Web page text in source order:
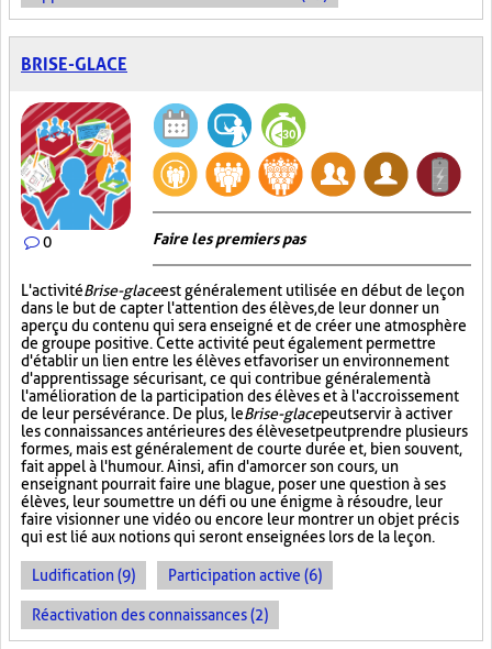
BRISE-GLACE
0 Faire les premiers pas
L'activitéBrise-glaceest généralement utilisée en début de leçon
dans le but de capter l'attention des élèves, de leur donner un
aperçu du contenu qui sera enseigné et de créer une atmosphère
de groupe positive. Cette activité peut également permettre
d'établir un lien entre les élèves et favoriser un environnement
d'apprentissage sécurisant, ce qui contribue généralement à
l'amélioration de la participation des élèves et à l'accroissement
de leur persévérance. De plus, leBrise-glacepeut servir à activer
les connaissances antérieures des élèves et peut prendre plusieurs
formes, mais est généralement de courte durée et, bien souvent,
fait appel à l'humour. Ainsi, afin d'amorcer son cours, un
enseignant pourrait faire une blague, poser une question à ses
élèves, leur soumettre un défi ou une énigme à résoudre, leur
faire visionner une vidéo ou encore leur montrer un objet précis
qui est lié aux notions qui seront enseignées lors de la leçon.
Ludification (9) Participation active (6)
Réactivation des connaissances (2)